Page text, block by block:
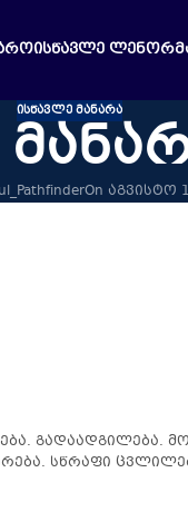
ᲘᲡᲬᲐᲕᲚᲔ
ᲘᲡᲬᲐᲕᲚᲔ ᲛᲐᲜᲐᲠᲐ
On აგვისტო
გადაადგილება.
სწრაფი